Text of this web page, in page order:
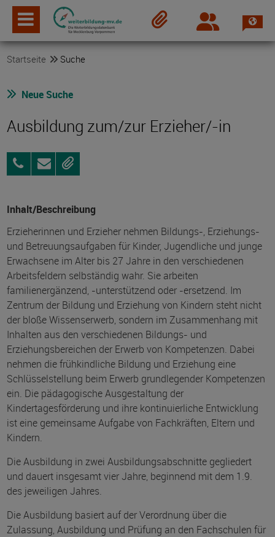
Login
Startseite Suche
Neue Suche
Ausbildung zum/zur Erzieher/-in
03996-
128624
AnfragenMerken
Inhalt/Beschreibung
Erzieherinnen und Erzieher nehmen Bildungs-, Erziehungs-
und Betreuungsaufgaben für Kinder, Jugendliche und junge
Erwachsene im Alter bis 27 Jahre in den verschiedenen
Arbeitsfeldern selbständig wahr. Sie arbeiten
familienergänzend, -unterstützend oder -ersetzend. Im
Zentrum der Bildung und Erziehung von Kindern steht nicht
der bloße Wissenserwerb, sondern im Zusammenhang mit
Inhalten aus den verschiedenen Bildungs- und
Erziehungsbereichen der Erwerb von Kompetenzen. Dabei
nehmen die frühkindliche Bildung und Erziehung eine
Schlüsselstellung beim Erwerb grundlegender Kompetenzen
ein. Die pädagogische Ausgestaltung der
Kindertagesförderung und ihre kontinuierliche Entwicklung
ist eine gemeinsame Aufgabe von Fachkräften, Eltern und
Kindern.
Die Ausbildung in zwei Ausbildungsabschnitte gegliedert
und dauert insgesamt vier Jahre, beginnend mit dem 1.9.
des jeweiligen Jahres.
Die Ausbildung basiert auf der Verordnung über die
Zulassung, Ausbildung und Prüfung an den Fachschulen für